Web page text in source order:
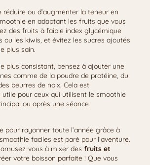
réduire ou d’augmenter la teneur en
en adaptant les fruits que vous
des fruits à faible index glycémique
ou les kiwis, et évitez les sucres ajoutés
plus sain.
plus consistant, pensez à ajouter une
comme de la poudre de protéine, du
beurres de noix. Cela est
pour ceux qui utilisent le smoothie
ou après une séance
pour rayonner toute l’année grâce à
faciles est paré pour l’aventure.
vous à mixer des fruits et
votre boisson parfaite ! Que vous